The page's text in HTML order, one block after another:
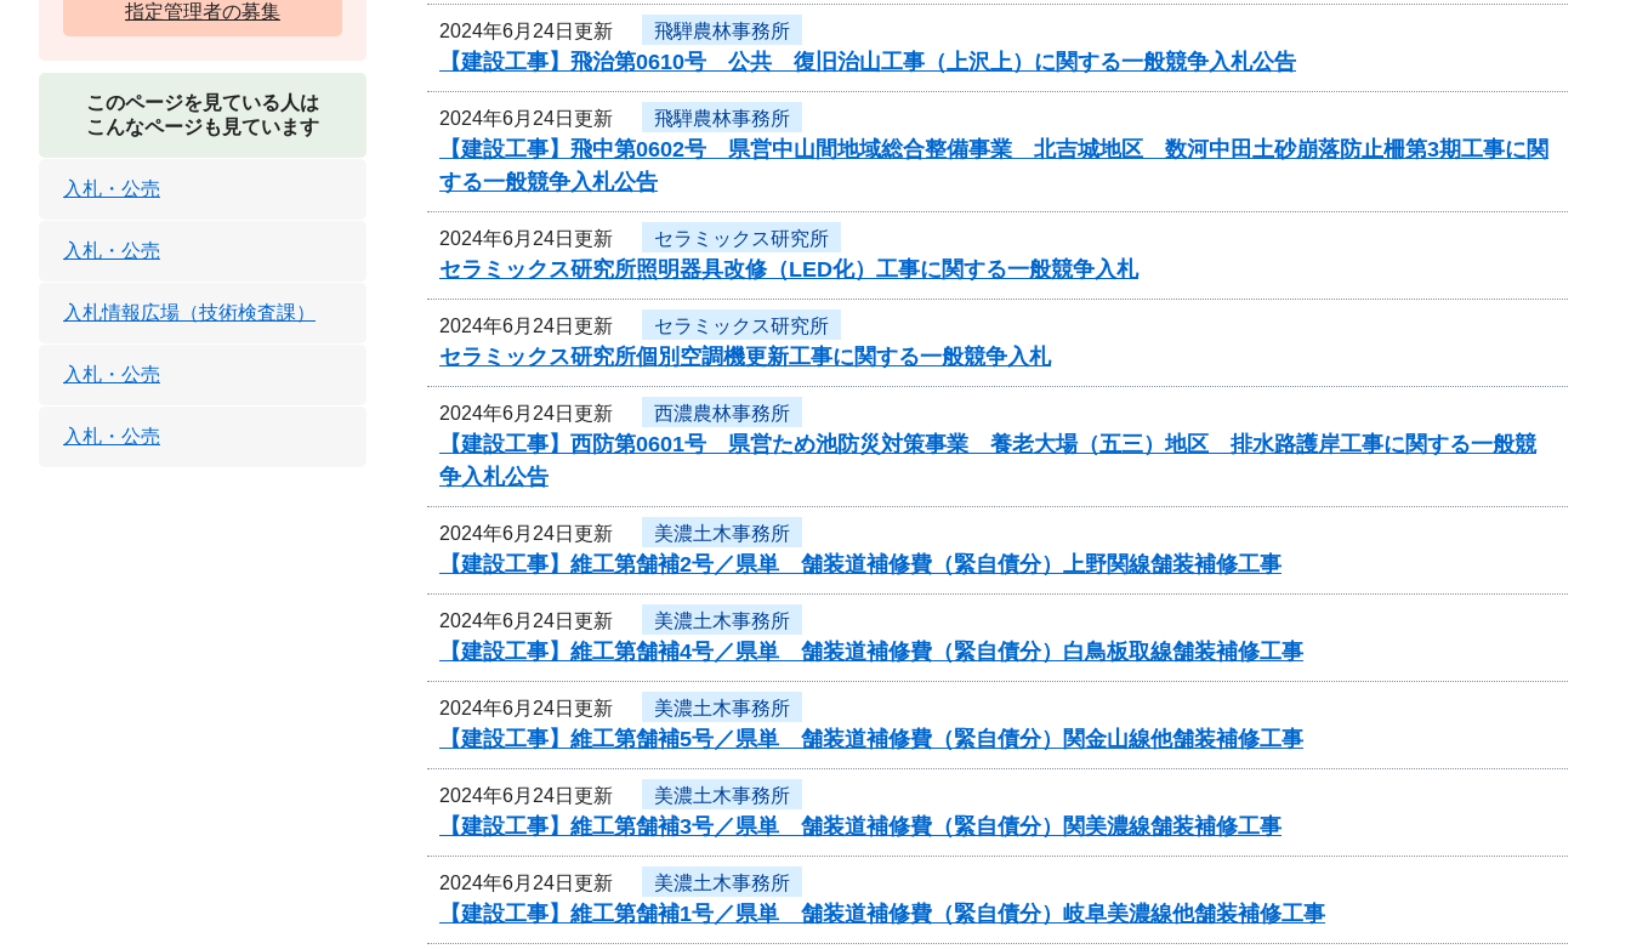
2024年6月24日更新 飛騨農林事務所
【建設工事】飛治第0610号 公共 復旧治山工事（上沢上）に関する一般競争入札公告
2024年6月24日更新 飛騨農林事務所
【建設工事】飛中第0602号 県営中山間地域総合整備事業 北吉城地区 数河中田土砂崩落防止柵第3期工事に関
する一般競争入札公告
2024年6月24日更新 セラミックス研究所
セラミックス研究所照明器具改修（LED化）工事に関する一般競争入札
2024年6月24日更新 セラミックス研究所
セラミックス研究所個別空調機更新工事に関する一般競争入札
2024年6月24日更新 西濃農林事務所
【建設工事】西防第0601号 県営ため池防災対策事業 養老大場（五三）地区 排水路護岸工事に関する一般競
争入札公告
2024年6月24日更新 美濃土木事務所
【建設工事】維工第舗補2号／県単 舗装道補修費（緊自債分）上野関線舗装補修工事
2024年6月24日更新 美濃土木事務所
【建設工事】維工第舗補4号／県単 舗装道補修費（緊自債分）白鳥板取線舗装補修工事
2024年6月24日更新 美濃土木事務所
【建設工事】維工第舗補5号／県単 舗装道補修費（緊自債分）関金山線他舗装補修工事
2024年6月24日更新 美濃土木事務所
【建設工事】維工第舗補3号／県単 舗装道補修費（緊自債分）関美濃線舗装補修工事
2024年6月24日更新 美濃土木事務所
【建設工事】維工第舗補1号／県単 舗装道補修費（緊自債分）岐阜美濃線他舗装補修工事
指定管理者の募集
このページを見ている人は
こんなページも見ています
入札・公売
入札・公売
入札情報広場（技術検査課）
入札・公売
入札・公売